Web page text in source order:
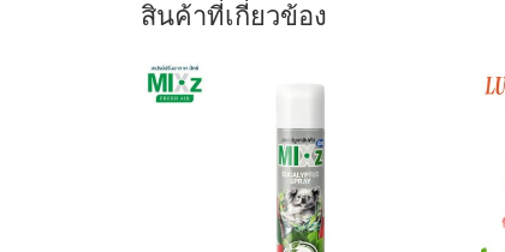
สินค้าที่เกี่ยวข้อง